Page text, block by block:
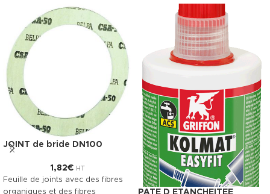
JOINT de bride DN100
1,82€ HT
Feuille de joints avec des fibres
organiques et des fibres